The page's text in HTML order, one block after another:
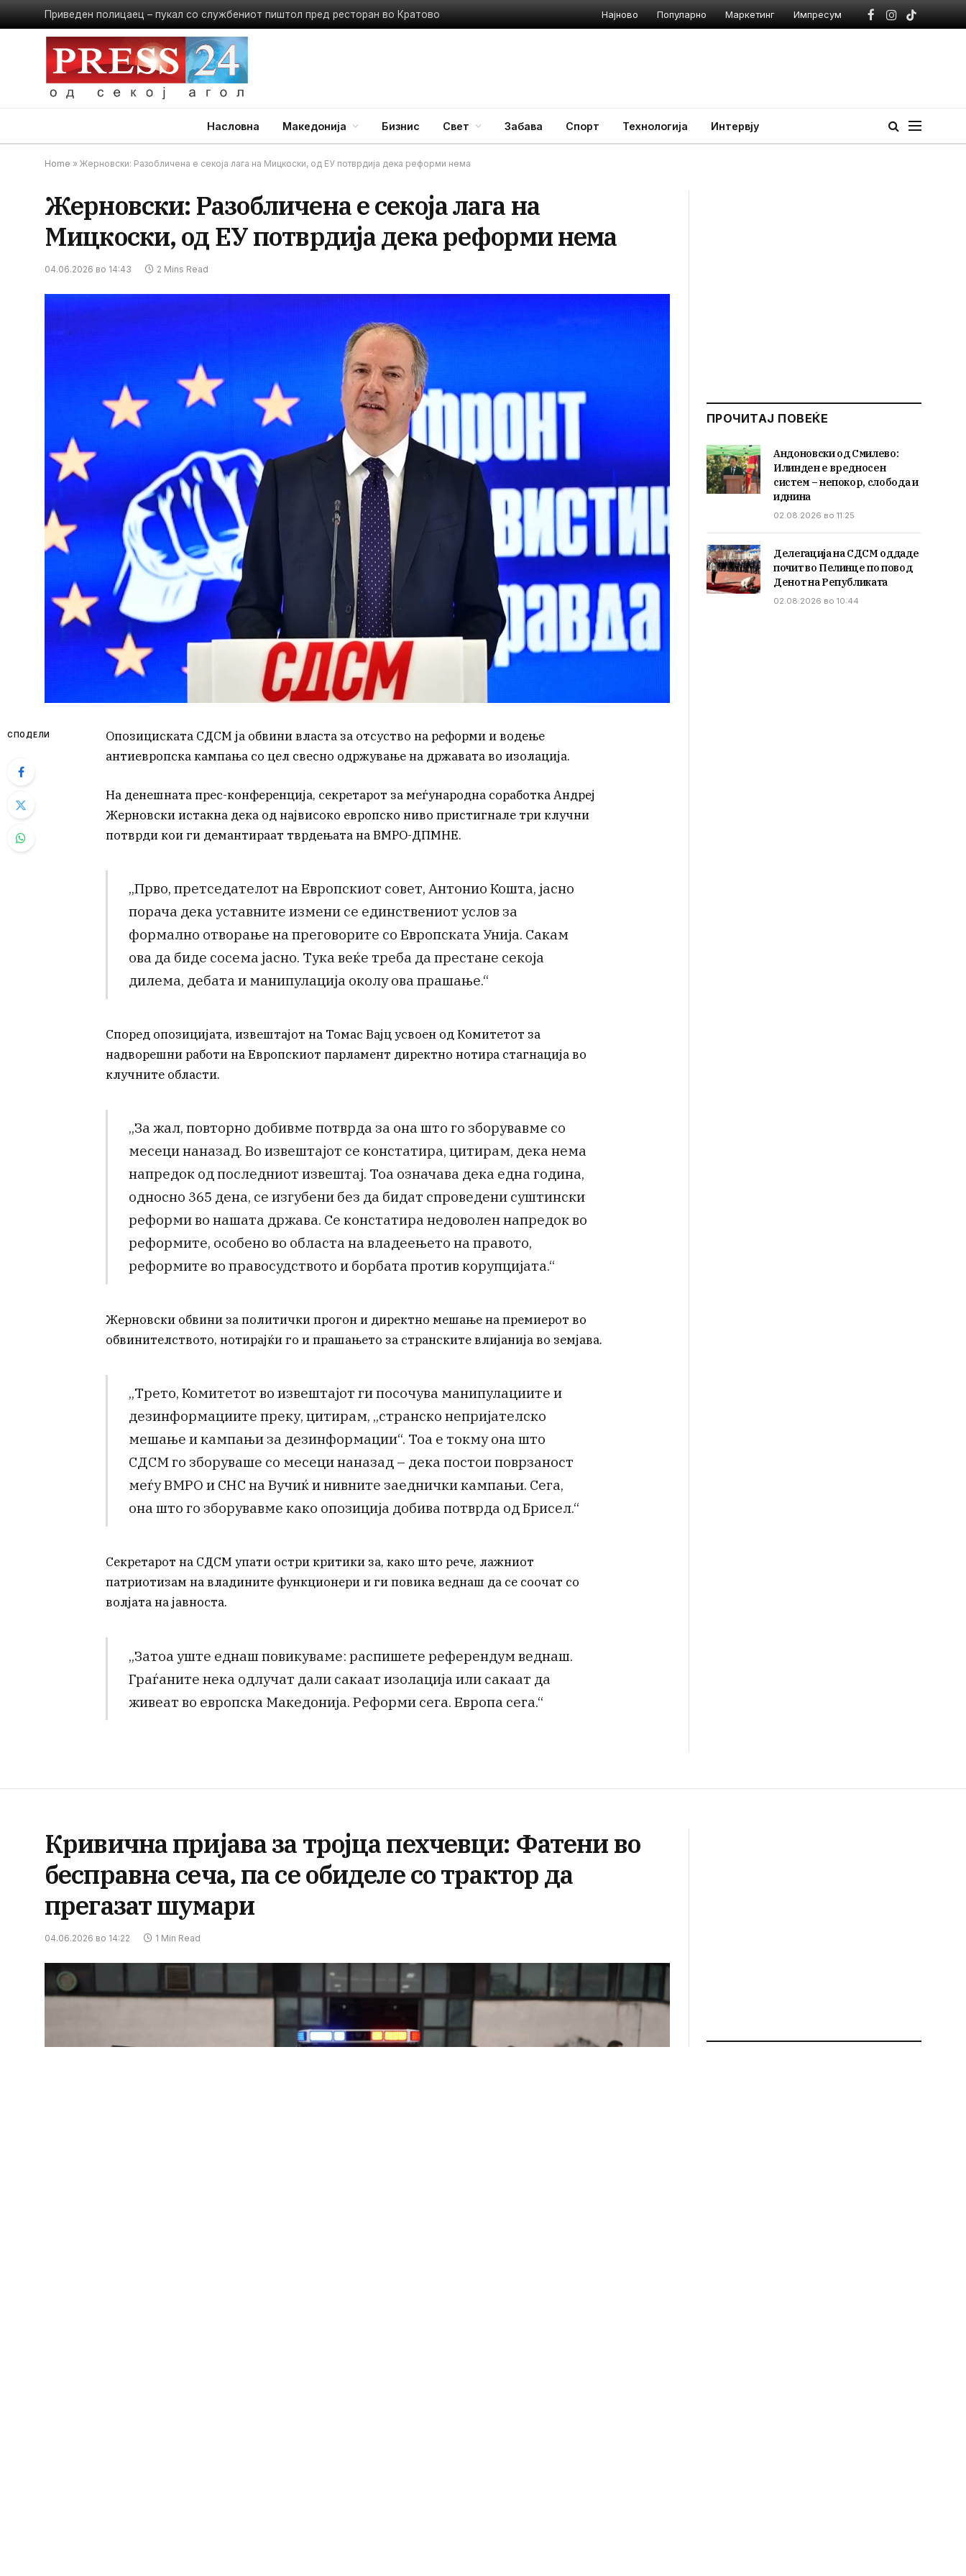
Приведен полицаец – пукал со службениот пиштол пред ресторан во Кратово Најново Популарно Маркетинг Импресум
Facebook
Instagram
TikTok
Насловна Македонија Бизнис Свет Забава Спорт Технологија Интервју
Home » Жерновски: Разобличена е секоја лага на Мицкоски, од ЕУ потврдија дека реформи нема
Жерновски: Разобличена е секоја лага на
Мицкоски, од ЕУ потврдија дека реформи нема
04.06.2026 во 14:43 2 Mins Read
СПОДЕЛИ
Опозициската СДСМ ја обвини власта за отсуство на реформи и водење
антиевропска кампања со цел свесно одржување на државата во изолација.
На денешната прес-конференција, секретарот за меѓународна соработка Андреј
Жерновски истакна дека од највисоко европско ниво пристигнале три клучни
потврди кои ги демантираат тврдењата на ВМРО-ДПМНЕ.
„Прво, претседателот на Европскиот совет, Антонио Кошта, јасно
порача дека уставните измени се единствениот услов за
формално отворање на преговорите со Европската Унија. Сакам
ова да биде сосема јасно. Тука веќе треба да престане секоја
дилема, дебата и манипулација околу ова прашање.“
Според опозицијата, извештајот на Томас Вајц усвоен од Комитетот за
надворешни работи на Европскиот парламент директно нотира стагнација во
клучните области.
„За жал, повторно добивме потврда за она што го зборувавме со
месеци наназад. Во извештајот се констатира, цитирам, дека нема
напредок од последниот извештај. Тоа означава дека една година,
односно 365 дена, се изгубени без да бидат спроведени суштински
реформи во нашата држава. Се констатира недоволен напредок во
реформите, особено во областа на владеењето на правото,
реформите во правосудството и борбата против корупцијата.“
Жерновски обвини за политички прогон и директно мешање на премиерот во
обвинителството, нотирајќи го и прашањето за странските влијанија во земјава.
„Трето, Комитетот во извештајот ги посочува манипулациите и
дезинформациите преку, цитирам, „странско непријателско
мешање и кампањи за дезинформации“. Тоа е токму она што
СДСМ го зборуваше со месеци наназад – дека постои поврзаност
меѓу ВМРО и СНС на Вучиќ и нивните заеднички кампањи. Сега,
она што го зборувавме како опозиција добива потврда од Брисел.“
Секретарот на СДСМ упати остри критики за, како што рече, лажниот
патриотизам на владините функционери и ги повика веднаш да се соочат со
волјата на јавноста.
„Затоа уште еднаш повикуваме: распишете референдум веднаш.
Граѓаните нека одлучат дали сакаат изолација или сакаат да
живеат во европска Македонија. Реформи сега. Европа сега.“
ПРОЧИТАЈ ПОВЕЌЕ
Андоновски од Смилево:
Илинден е вредносен
систем – непокор, слобода и
иднина
02.08.2026 во 11:25
Делегација на СДСМ оддаде
почит во Пелинце по повод
Денот на Републиката
02.08.2026 во 10:44
Кривична пријава за тројца пехчевци: Фатени во
бесправна сеча, па се обиделе со трактор да
прегазат шумари
04.06.2026 во 14:22 1 Min Read